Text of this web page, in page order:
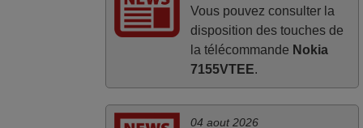
Vous pouvez consulter la
disposition des touches de
la télécommande Nokia
7155VTEE.
04 aout 2026